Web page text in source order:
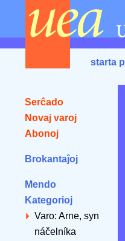
starta
Serĉado
Novaj varoj
Abonoj
Brokantaĵoj
Mendo
Kategorioj
Varo: Arne, syn
náčelníka